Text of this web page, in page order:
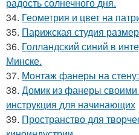
радость солнечного дня.
34. Геометрия и цвет на
35. Парижская студия
36. Голландский синий в
Минске.
37. Монтаж фанеры на
38. Домик из фанеры
инструкция для начинающих
39. Пространство для